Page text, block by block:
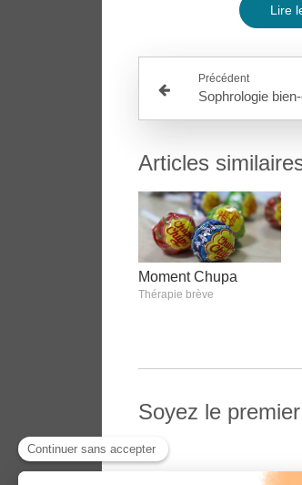
Lire
Précédent
Sophrologie
Articles
Moment Chupa
Thérapie brève
Soyez le